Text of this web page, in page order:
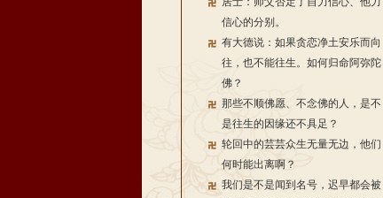
信心的分别。
有大德说：如果贪恋净土安乐而向
往，也不能往生。如何归命阿弥陀
佛？
那些不顺佛愿、不念佛的人，是不
是往生的因缘还不具足？
轮回中的芸芸众生无量无边，他们
何时能出离啊？
我们是不是闻到名号，迟早都会被